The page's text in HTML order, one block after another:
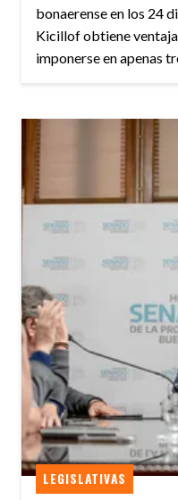
bonaerense en los 24
Kicillof obtiene
imponerse en apenas
LEGISLATIVAS